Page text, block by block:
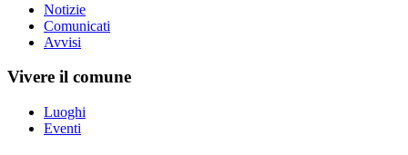
Notizie
Comunicati
Avvisi
Vivere il comune
Luoghi
Eventi